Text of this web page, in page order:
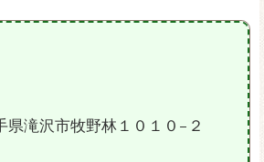
滝沢市牧野林１０１０−２